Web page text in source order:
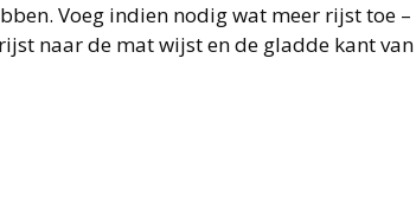
Voeg indien nodig wat meer rijst toe –
naar de mat wijst en de gladde kant van